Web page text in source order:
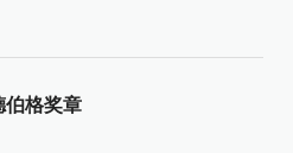
伯格奖章